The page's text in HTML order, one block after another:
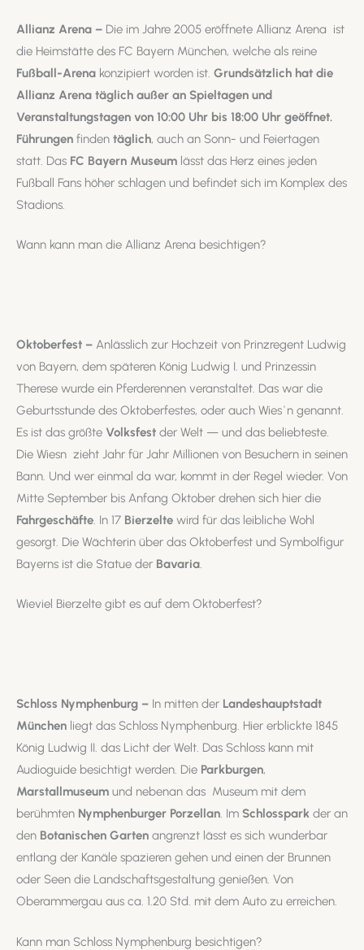
Wann kann man die Allianz Arena besichtigen?
Allianz Arena – Die im Jahre 2005 eröffnete Allianz Arena ist
die Heimstätte des FC Bayern München, welche als reine
Fußball-Arena konzipiert worden ist. Grundsätzlich hat die
Allianz Arena täglich außer an Spieltagen und
Veranstaltungstagen von 10:00 Uhr bis 18:00 Uhr geöffnet.
Führungen finden täglich, auch an Sonn- und Feiertagen
statt. Das FC Bayern Museum lässt das Herz eines jeden
Fußball Fans höher schlagen und befindet sich im Komplex des
Stadions.
Wieviel Bierzelte gibt es auf dem Oktoberfest?
Oktoberfest – Anlässlich zur Hochzeit von Prinzregent Ludwig
von Bayern, dem späteren König Ludwig I. und Prinzessin
Therese wurde ein Pferderennen veranstaltet. Das war die
Geburtsstunde des Oktoberfestes, oder auch Wies´n genannt.
Es ist das größte Volksfest der Welt — und das beliebteste.
Die Wiesn zieht Jahr für Jahr Millionen von Besuchern in seinen
Bann. Und wer einmal da war, kommt in der Regel wieder. Von
Mitte September bis Anfang Oktober drehen sich hier die
Fahrgeschäfte. In 17 Bierzelte wird für das leibliche Wohl
gesorgt. Die Wächterin über das Oktoberfest und Symbolfigur
Bayerns ist die Statue der Bavaria.
Kann man Schloss Nymphenburg besichtigen?
Schloss Nymphenburg – In mitten der Landeshauptstadt
München liegt das Schloss Nymphenburg. Hier erblickte 1845
König Ludwig II. das Licht der Welt. Das Schloss kann mit
Audioguide besichtigt werden. Die Parkburgen,
Marstallmuseum und nebenan das Museum mit dem
berühmten Nymphenburger Porzellan. Im Schlosspark der an
den Botanischen Garten angrenzt lässt es sich wunderbar
entlang der Kanäle spazieren gehen und einen der Brunnen
oder Seen die Landschaftsgestaltung genießen. Von
Oberammergau aus ca. 1.20 Std. mit dem Auto zu erreichen.